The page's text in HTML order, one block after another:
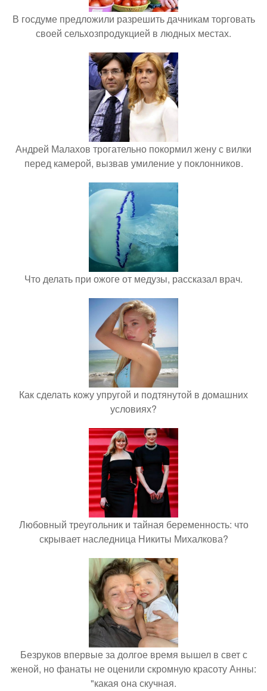
В госдуме предложили разрешить дачникам торговать
своей сельхозпродукцией в людных местах.
Андрей Малахов трогательно покормил жену с вилки
перед камерой, вызвав умиление у поклонников.
Что делать при ожоге от медузы, рассказал врач.
Как сделать кожу упругой и подтянутой в домашних
условиях?
Любовный треугольник и тайная беременность: что
скрывает наследница Никиты Михалкова?
Безруков впервые за долгое время вышел в свет с
женой, но фанаты не оценили скромную красоту Анны:
"какая она скучная.